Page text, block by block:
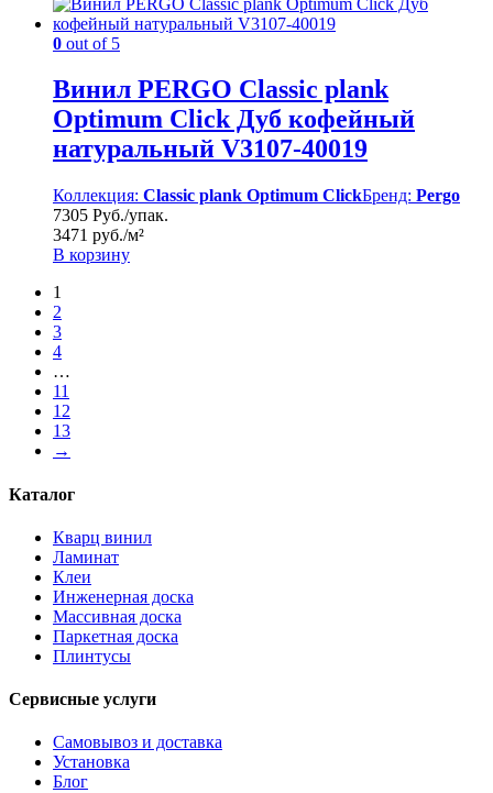
0 out of 5
Винил PERGO Classic plank
Optimum Click Дуб кофейный
натуральный V3107-40019
Коллекция: Classic plank Optimum ClickБренд: Pergo
7305 Руб./упак.
3471 руб./м²
В корзину
1
2
3
4
…
11
12
13
→
Каталог
Кварц винил
Ламинат
Клеи
Инженерная доска
Массивная доска
Паркетная доска
Плинтусы
Сервисные услуги
Самовывоз и доставка
Установка
Блог